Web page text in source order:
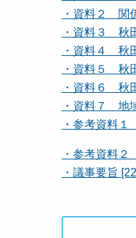
・資料２ 関
・資料３ 秋
・資料４ 秋
・資料５ 秋
・資料６ 秋
・資料７ 地
・参考資料
・参考資料
・議事要旨